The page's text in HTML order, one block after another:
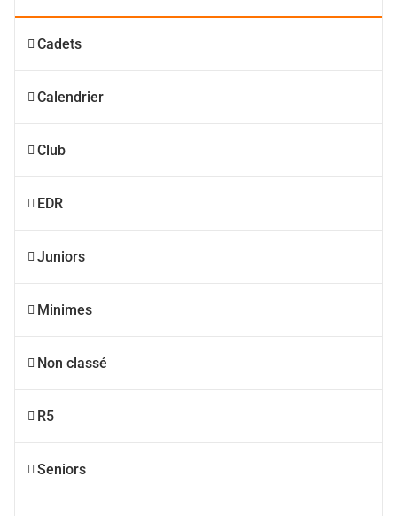
Cadets
Calendrier
Club
EDR
Juniors
Minimes
Non classé
R5
Seniors